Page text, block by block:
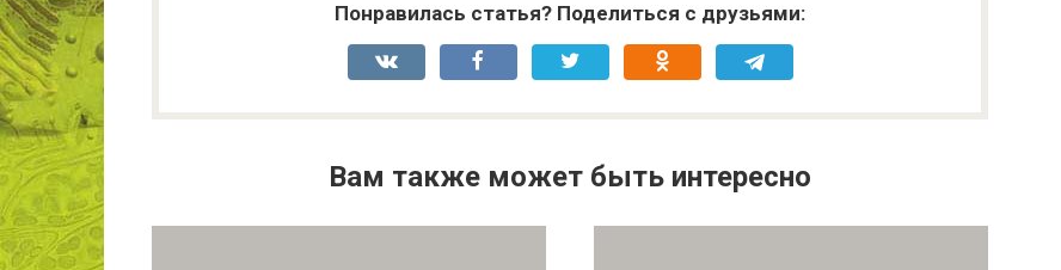
Понравилась статья? Поделиться с друзьями:
Вам также может быть интересно